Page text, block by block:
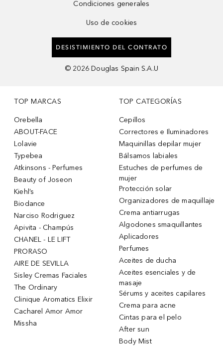
Condiciones generales
Uso de cookies
DESISTIMIENTO DEL CONTRATO
© 2026 Douglas Spain S.A.U
TOP MARCAS
Orebella
ABOUT-FACE
Lolavie
Typebea
Atkinsons - Perfumes
Beauty of Joseon
Kiehl’s
Biodance
Narciso Rodriguez
Apivita - Champús
CHANEL - LE LIFT
PRORASO
AIRE DE SEVILLA
Sisley Cremas Faciales
The Ordinary
Clinique Aromatics Elixir
Cacharel Amor Amor
Missha
TOP CATEGORÍAS
Cepillos
Correctores e Iluminadores
Maquinillas depilar mujer
Bálsamos labiales
Estuches de perfumes de
mujer
Protección solar
Organizadores de maquillaje
Crema antiarrugas
Algodones smaquillantes
Aplicadores
Perfumes
Aceites de ducha
Aceites esenciales y de
masaje
Sérums y aceites capilares
Crema para acne
Cintas para el pelo
After sun
Body Mist